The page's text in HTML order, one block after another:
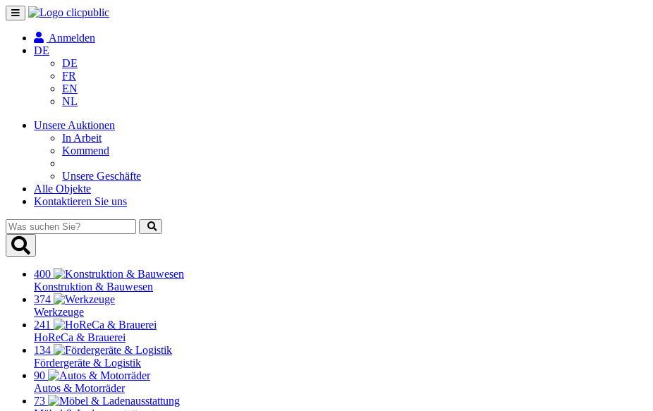
Navigation
umschalten
Anmelden
DE
DE
FR
EN
NL
Unsere Auktionen
In Arbeit
Kommend
Unsere Geschäfte
Alle Objekte
Kontaktieren Sie uns
Was
suchen
Sie?
400
Konstruktion & Bauwesen
374
Werkzeuge
241
HoReCa & Brauerei
134
Fördergeräte & Logistik
90
Autos & Motorräder
73